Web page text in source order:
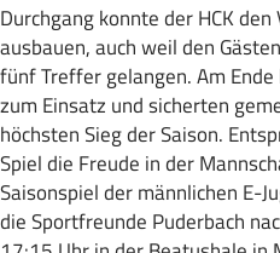
Durchgang konnte der HCK
ausbauen, auch weil den
fünf Treffer gelangen. Am
zum Einsatz und sicherten
höchsten Sieg der Saison.
Spiel die Freude in der
Saisonspiel der männlichen E-
die Sportfreunde Puderbach